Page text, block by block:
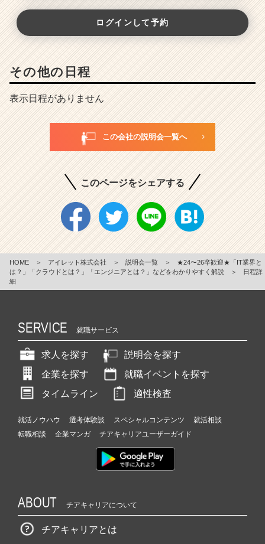
ログインして予約
その他の日程
表示日程がありません
この会社の説明会一覧へ
このページをシェアする
HOME ＞ アイレット株式会社 ＞ 説明会一覧 ＞
★24〜26卒歓迎★「IT業界と
は？」「クラウドとは？」「エンジニアとは？」などをわかりやすく解説
＞
日程詳
細
SERVICE 就職サービス
求人を探す
説明会を探す
企業を探す
就職イベントを探す
タイムライン
適性検査
就活ノウハウ 選考体験談 スペシャルコンテンツ
就活相談
転職相談
企業マンガ チアキャリアユーザーガイド
ABOUT チアキャリアについて
チアキャリアとは